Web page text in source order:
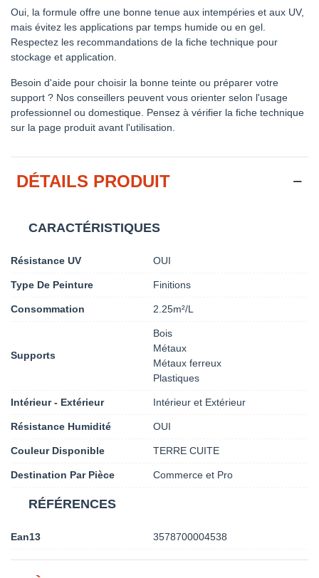
Oui, la formule offre une bonne tenue aux intempéries et aux UV,
mais évitez les applications par temps humide ou en gel.
Respectez les recommandations de la fiche technique pour
stockage et application.
Besoin d'aide pour choisir la bonne teinte ou préparer votre
support ? Nos conseillers peuvent vous orienter selon l'usage
professionnel ou domestique. Pensez à vérifier la fiche technique
sur la page produit avant l'utilisation.
DÉTAILS PRODUIT
CARACTÉRISTIQUES
Résistance UV OUI
Type De Peinture Finitions
Consommation 2.25m²/L
Supports
Bois
Métaux
Métaux ferreux
Plastiques
Intérieur - Extérieur Intérieur et Extérieur
Résistance Humidité OUI
Couleur Disponible TERRE CUITE
Destination Par Pièce Commerce et Pro
RÉFÉRENCES
Ean13 3578700004538